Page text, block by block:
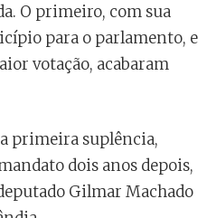
O primeiro, com sua
para o parlamento, e
votação, acabaram
primeira suplência,
dois anos depois,
Gilmar Machado